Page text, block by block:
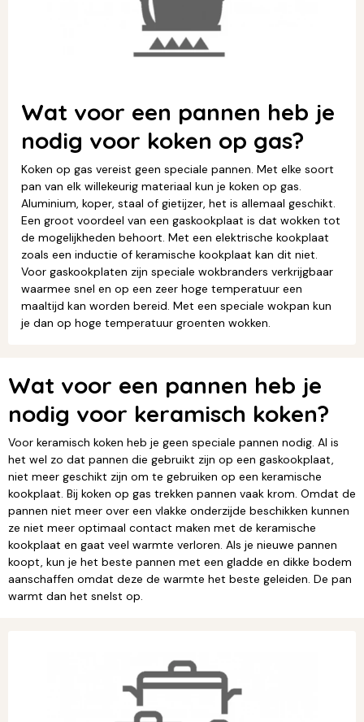
Wat voor een pannen heb je
nodig voor koken op gas?
Koken op gas vereist geen speciale pannen. Met elke soort
pan van elk willekeurig materiaal kun je koken op gas.
Aluminium, koper, staal of gietijzer, het is allemaal geschikt.
Een groot voordeel van een gaskookplaat is dat wokken tot
de mogelijkheden behoort. Met een elektrische kookplaat
zoals een inductie of keramische kookplaat kan dit niet.
Voor gaskookplaten zijn speciale wokbranders verkrijgbaar
waarmee snel en op een zeer hoge temperatuur een
maaltijd kan worden bereid. Met een speciale wokpan kun
je dan op hoge temperatuur groenten wokken.
Wat voor een pannen heb je
nodig voor keramisch koken?
Voor keramisch koken heb je geen speciale pannen nodig. Al is
het wel zo dat pannen die gebruikt zijn op een gaskookplaat,
niet meer geschikt zijn om te gebruiken op een keramische
kookplaat. Bij koken op gas trekken pannen vaak krom. Omdat de
pannen niet meer over een vlakke onderzijde beschikken kunnen
ze niet meer optimaal contact maken met de keramische
kookplaat en gaat veel warmte verloren. Als je nieuwe pannen
koopt, kun je het beste pannen met een gladde en dikke bodem
aanschaffen omdat deze de warmte het beste geleiden. De pan
warmt dan het snelst op.